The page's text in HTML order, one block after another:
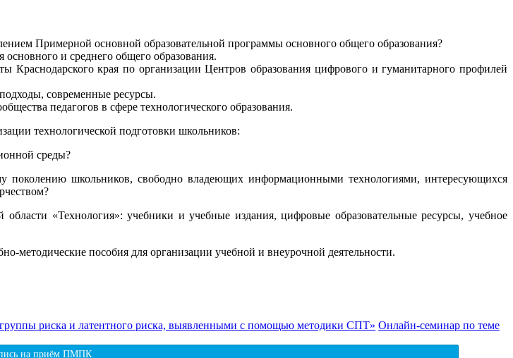
Примерной основной образовательной программы основного общего образования?
основного и среднего общего образования.
края по организации Центров образования цифрового и гуманитарного профилей
современные ресурсы.
педагогов в сфере технологического образования.
технологической подготовки школьников:
среды?
поколению школьников, свободно владеющих информационными технологиями, интересующихся
«Технология»: учебники и учебные издания, цифровые образовательные ресурсы, учебное
методические пособия для организации учебной и внеурочной деятельности.
риска и латентного риска, выявленными с помощью методики СПТ» Онлайн-семинар по теме
на приём ПМПК